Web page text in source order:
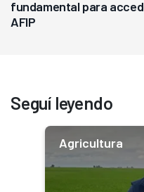
fundamental para
AFIP
Seguí leyendo
Agricultura